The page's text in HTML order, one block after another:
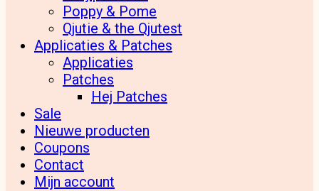
Poppy & Pome
Qjutie & the Qjutest
Applicaties & Patches
Applicaties
Patches
Hej Patches
Sale
Nieuwe producten
Coupons
Contact
Mijn account